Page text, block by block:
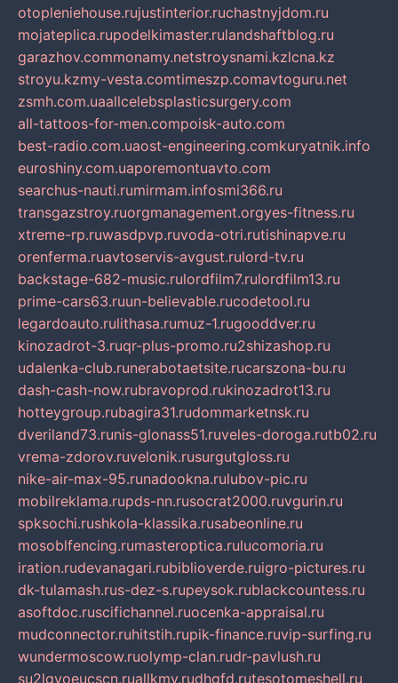
otopleniehouse.rujustinterior.ruchastnyjdom.ru
mojateplica.rupodelkimaster.rulandshaftblog.ru
garazhov.commonamy.netstroysnami.kzlcna.kz
stroyu.kzmy-vesta.comtimeszp.comavtoguru.net
zsmh.com.uaallcelebsplasticsurgery.com
all-tattoos-for-men.compoisk-auto.com
best-radio.com.uaost-engineering.comkuryatnik.info
euroshiny.com.uaporemontuavto.com
searchus-nauti.rumirmam.infosmi366.ru
transgazstroy.ruorgmanagement.orgyes-fitness.ru
xtreme-rp.ruwasdpvp.ruvoda-otri.rutishinapve.ru
orenferma.ruavtoservis-avgust.rulord-tv.ru
backstage-682-music.rulordfilm7.rulordfilm13.ru
prime-cars63.ruun-believable.rucodetool.ru
legardoauto.rulithasa.rumuz-1.rugooddver.ru
kinozadrot-3.ruqr-plus-promo.ru2shizashop.ru
udalenka-club.runerabotaetsite.rucarszona-bu.ru
dash-cash-now.rubravoprod.rukinozadrot13.ru
hotteygroup.rubagira31.rudommarketnsk.ru
dveriland73.runis-glonass51.ruveles-doroga.rutb02.ru
vrema-zdorov.ruvelonik.rusurgutgloss.ru
nike-air-max-95.runadookna.rulubov-pic.ru
mobilreklama.rupds-nn.rusocrat2000.ruvgurin.ru
spksochi.rushkola-klassika.rusabeonline.ru
mosoblfencing.rumasteroptica.rulucomoria.ru
iration.rudevanagari.rubiblioverde.ruigro-pictures.ru
dk-tulamash.rus-dez-s.rupeysok.rublackcountess.ru
asoftdoc.ruscifichannel.ruocenka-appraisal.ru
mudconnector.ruhitstih.rupik-finance.ruvip-surfing.ru
wundermoscow.ruolymp-clan.rudr-pavlush.ru
su2lgyoeucscn.ruallkmv.rudhgfd.rutesotomeshell.ru